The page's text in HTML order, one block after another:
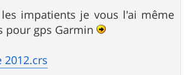
impatients je vous l'ai même
pour gps Garmin
2012.crs